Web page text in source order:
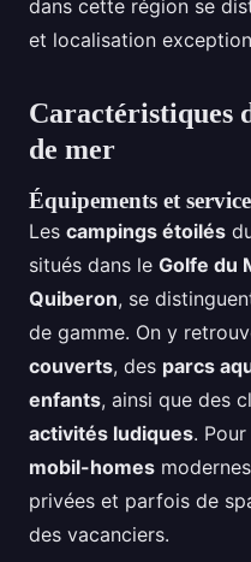
dans cette région se
et localisation
Caractéristiques
de mer
Équipements et
Les campings étoilés
situés dans le Golfe du
Quiberon, se
de gamme. On y
couverts, des parcs
enfants, ainsi que des
activités ludiques.
mobil-homes
privées et parfois de
des vacanciers.